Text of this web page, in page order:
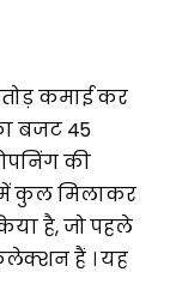
कमाई कर
बजट 45
की
में कुल मिलाकर
है, जो पहले
हैं । यह